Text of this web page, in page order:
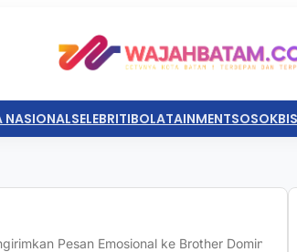
NASIONALSELEBRITIBOLATAINMENTSOSOK
Pesan Emosional ke Brother Dominik